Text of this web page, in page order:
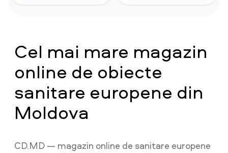
Cel mai mare magazin
online de obiecte
sanitare europene din
Moldova
CD.MD — magazin online de sanitare europene